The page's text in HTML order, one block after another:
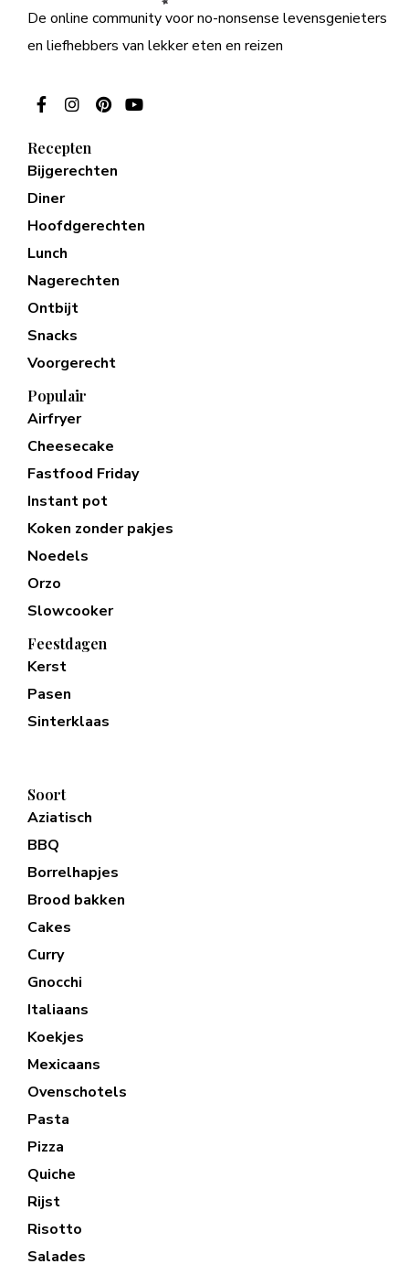
De online community voor no-nonsense levensgenieters
en liefhebbers van lekker eten en reizen
Recepten
Bijgerechten
Diner
Hoofdgerechten
Lunch
Nagerechten
Ontbijt
Snacks
Voorgerecht
Populair
Airfryer
Cheesecake
Fastfood Friday
Instant pot
Koken zonder pakjes
Noedels
Orzo
Slowcooker
Feestdagen
Kerst
Pasen
Sinterklaas
Soort
Aziatisch
BBQ
Borrelhapjes
Brood bakken
Cakes
Curry
Gnocchi
Italiaans
Koekjes
Mexicaans
Ovenschotels
Pasta
Pizza
Quiche
Rijst
Risotto
Salades